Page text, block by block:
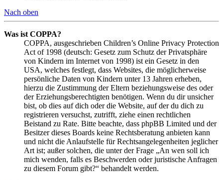
Nach oben
Was ist COPPA?
COPPA, ausgeschrieben Children’s Online Privacy Protection
Act of 1998 (deutsch: Gesetz zum Schutz der Privatsphäre
von Kindern im Internet von 1998) ist ein Gesetz in den
USA, welches festlegt, dass Websites, die möglicherweise
persönliche Daten von Kindern unter 13 Jahren erheben,
hierzu die Zustimmung der Eltern beziehungsweise des oder
der Erziehungsberechtigten benötigen. Wenn du dir unsicher
bist, ob dies auf dich oder die Website, auf der du dich zu
registrieren versuchst, zutrifft, ziehe einen rechtlichen
Beistand zu Rate. Bitte beachte, dass phpBB Limited und der
Besitzer dieses Boards keine Rechtsberatung anbieten kann
und nicht die Anlaufstelle für Rechtsangelegenheiten jeglicher
Art ist; außer solchen, die unter der Frage „An wen soll ich
mich wenden, falls es Beschwerden oder juristische Anfragen
zu diesem Forum gibt?“ behandelt werden.